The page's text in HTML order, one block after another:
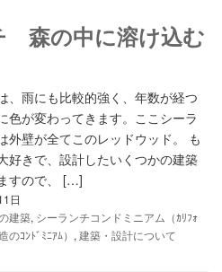
森の中に溶け込む
、雨にも比較的強く、年数が経つ
色が変わってきます。ここシーラ
外壁が全てこのレッドウッド。 も
好きで、設計したいくつかの建築
すので、 […]
日
建築, シーランチコンドミニアム（ｶﾘﾌｫ
ｺﾝﾄﾞﾐﾆｱﾑ） , 建築・設計について